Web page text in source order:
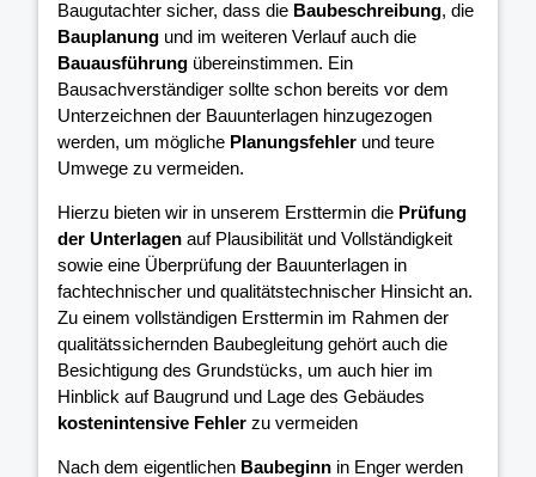
Baugutachter sicher, dass die Baubeschreibung, die
Bauplanung und im weiteren Verlauf auch die
Bauausführung übereinstimmen. Ein
Bausachverständiger sollte schon bereits vor dem
Unterzeichnen der Bauunterlagen hinzugezogen
werden, um mögliche Planungsfehler und teure
Umwege zu vermeiden.
Hierzu bieten wir in unserem Ersttermin die Prüfung
der Unterlagen auf Plausibilität und Vollständigkeit
sowie eine Überprüfung der Bauunterlagen in
fachtechnischer und qualitätstechnischer Hinsicht an.
Zu einem vollständigen Ersttermin im Rahmen der
qualitätssichernden Baubegleitung gehört auch die
Besichtigung des Grundstücks, um auch hier im
Hinblick auf Baugrund und Lage des Gebäudes
kostenintensive Fehler zu vermeiden
Nach dem eigentlichen Baubeginn in Enger werden